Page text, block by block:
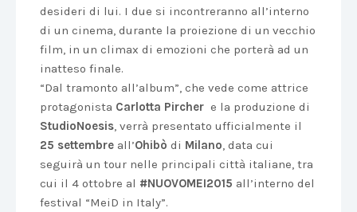
desideri di lui. I due si incontreranno all’interno
di un cinema, durante la proiezione di un vecchio
film, in un climax di emozioni che porterà ad un
inatteso finale.
“Dal tramonto all’album”, che vede come attrice
protagonista Carlotta Pircher e la produzione di
StudioNoesis, verrà presentato ufficialmente il
25 settembre all’Ohibò di Milano, data cui
seguirà un tour nelle principali città italiane, tra
cui il 4 ottobre al #NUOVOMEI2015 all’interno del
festival “MeiD in Italy”.